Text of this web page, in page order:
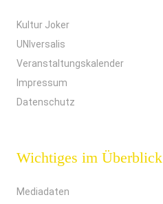
Kultur Joker
UNIversalis
Veranstaltungskalender
Impressum
Datenschutz
Wichtiges im Überblick
Mediadaten